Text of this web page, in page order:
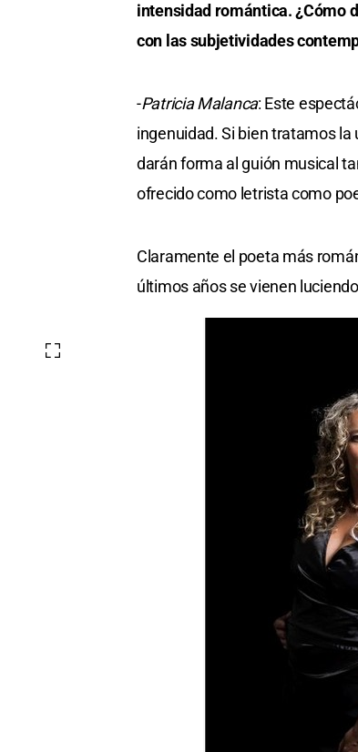
intensidad romántica. ¿Cómo
con las subjetividades
-Patricia Malanca: Este
ingenuidad. Si bien tratamos
darán forma al guión musical
ofrecido como letrista como
Claramente el poeta más
últimos años se vienen